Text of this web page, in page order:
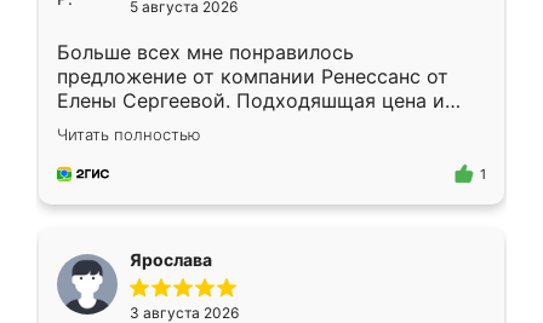
5 августа 2026
Больше всех мне понравилось
предложение от компании Ренессанс от
Елены Сергеевой. Подходяшщая цена и
короткие сроки изготовления. Приехавший
для замера сотрудник Владислав
предложил по моему эскизу самый
Читать полностью
1
Ярослава
3 августа 2026